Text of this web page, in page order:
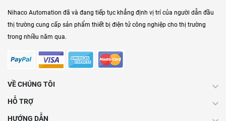
Nihaco Automation đã và đang tiếp tục khẳng định vị trí của người dẫn đầu
thị trường cung cấp sản phẩm thiết bị điện tử công nghiệp cho thị trường
trong nhiều năm qua.
VỀ CHÚNG TÔI
HỖ TRỢ
HƯỚNG DẪN